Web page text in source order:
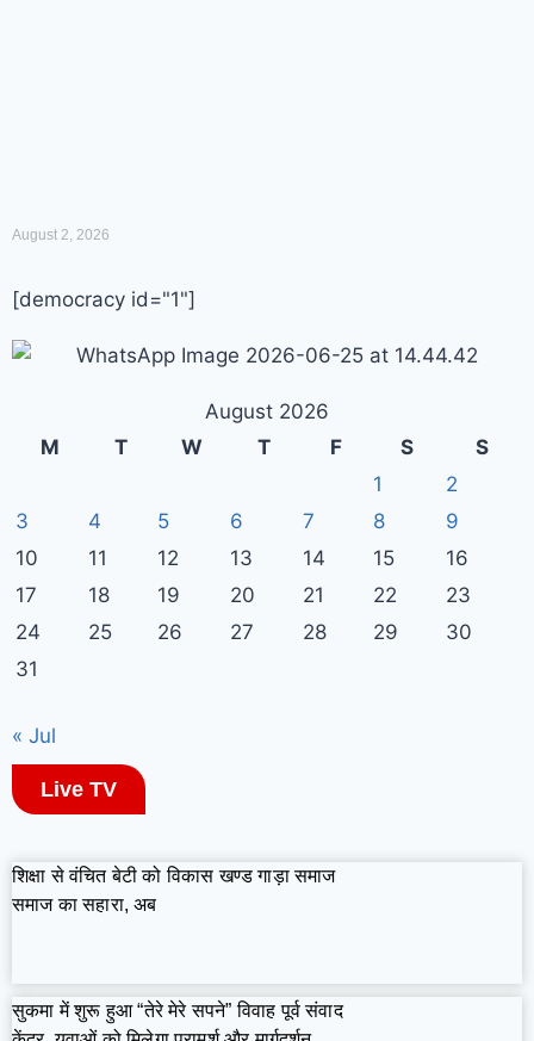
August 2, 2026
[democracy id="1"]
August 2026
M
T W T F S
S
1
2
3
4 5 6 7 8
9
10
11 12 13 14 15
16
17
18 19 20 21 22
23
24
25 26 27 28 29
30
31
« Jul
Live TV
शिक्षा से वंचित बेटी को विकास खण्ड गाड़ा समाज
समाज का सहारा, अब
सुकमा में शुरू हुआ “तेरे मेरे सपने” विवाह पूर्व संवाद